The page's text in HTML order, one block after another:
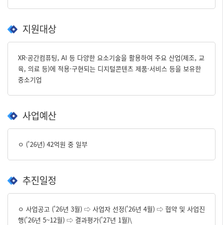
지원대상
XR·공간컴퓨팅, AI 등 다양한 요소기술을 활용하여 주요 산업(제조, 교
육, 의료 등)에 적용·구현되는 디지털콘텐츠 제품·서비스 등을 보유한
중소기업
사업예산
ㅇ ('26년) 42억원 중 일부
추진일정
ㅇ 사업공고 ('26년 3월) ⇨ 사업자 선정('26년 4월) ⇨ 협약 및 사업진
행('26년 5~12월) ⇨ 결과평가('27년 1월)\